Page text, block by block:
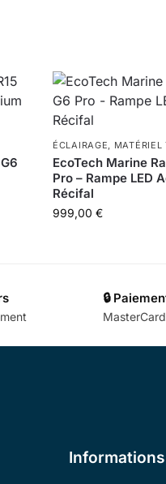
ÉCLAIRAGE, MATÉRIEL
EcoTech Marine
Pro – Rampe LED
Récifal
999,00€
🔒
Informations